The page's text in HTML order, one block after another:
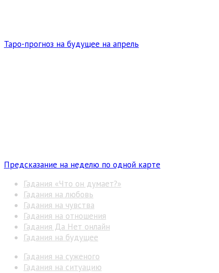
Таро-прогноз на будущее на апрель
Предсказание на неделю по одной карте
Гадания «Что он думает?»
Гадания на любовь
Гадания на чувства
Гадания на отношения
Гадания Да Нет онлайн
Гадания на будущее
Гадания на суженого
Гадания на ситуацию